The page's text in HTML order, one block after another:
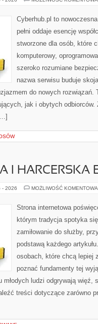
Cyberhub.pl to
pełni oddaje esencję
stworzone dla osób, które
komputerowy,
szeroko rozumiane
nazwa serwisu buduje
do nowych rozwiązań.
jak i obytych odbiorców.
I HARCERSKA
- 2026 MOŻLIWOŚĆ
Strona internetowa
którym tradycja spotyka
zamiłowanie do służby,
podstawą każdego
osobach, które chcą lepiej
poznać fundamenty tej
ludzi odgrywają więź,
treści dotyczące zarówno